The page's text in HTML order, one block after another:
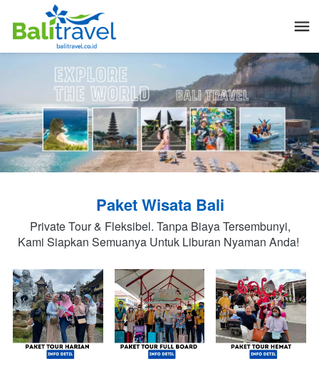
Paket Wisata Bali
Private Tour & Fleksibel. Tanpa Biaya Tersembunyi,
Kami Siapkan Semuanya Untuk Liburan Nyaman Anda!